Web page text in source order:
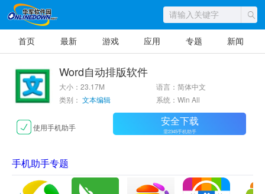
首页 最新 游戏 应用 专题 新闻
Word自动排版软件
大小：23.17M
语言：简体中文
类别： 文本编辑 系统：Win All
使用手机助手 安全下载
需2345手机助手
手机助手专题